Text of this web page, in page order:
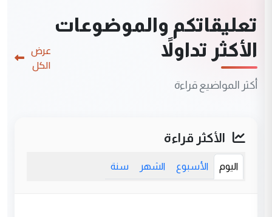
تعليقاتكم والموضوعات
الأكثر تداولاً
أكثر المواضيع قراءة
عرض
الكل
الأكثر قراءة
اليوم الأسبوع الشهر سنة